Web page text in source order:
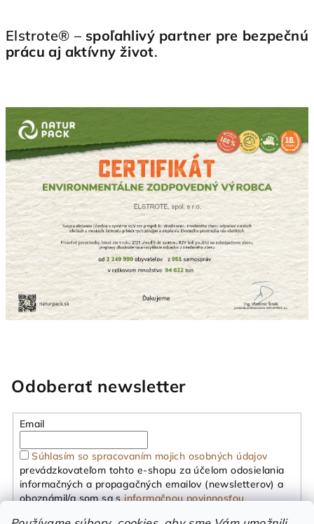
Elstrote® – spoľahlivý partner pre bezpečnú
prácu aj aktívny život.
Odoberať newsletter
Email
Súhlasím so spracovaním mojich osobných údajov
prevádzkovateľom tohto e-shopu za účelom odosielania
informačných a propagačných emailov (newsletterov) a
oboznámil/a som sa sinformačnou povinnosťou